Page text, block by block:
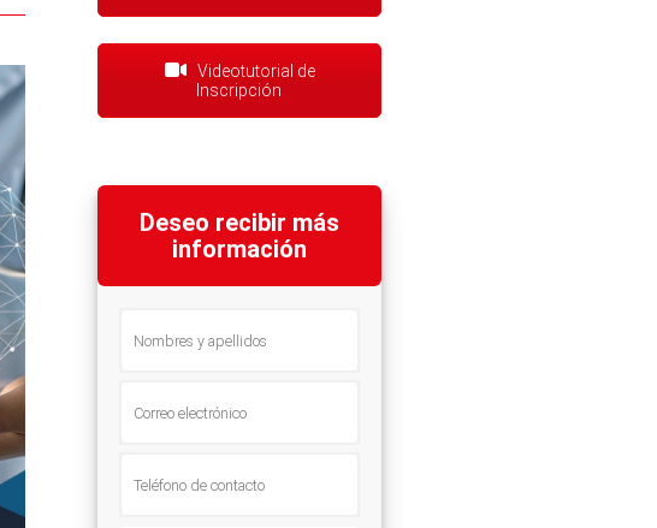
Videotutorial de
Inscripción
Deseo recibir más
información